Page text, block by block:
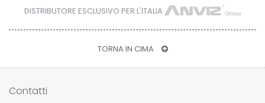
DISTRIBUTORE ESCLUSIVO PER L'ITALIA
TORNA IN CIMA
Contatti